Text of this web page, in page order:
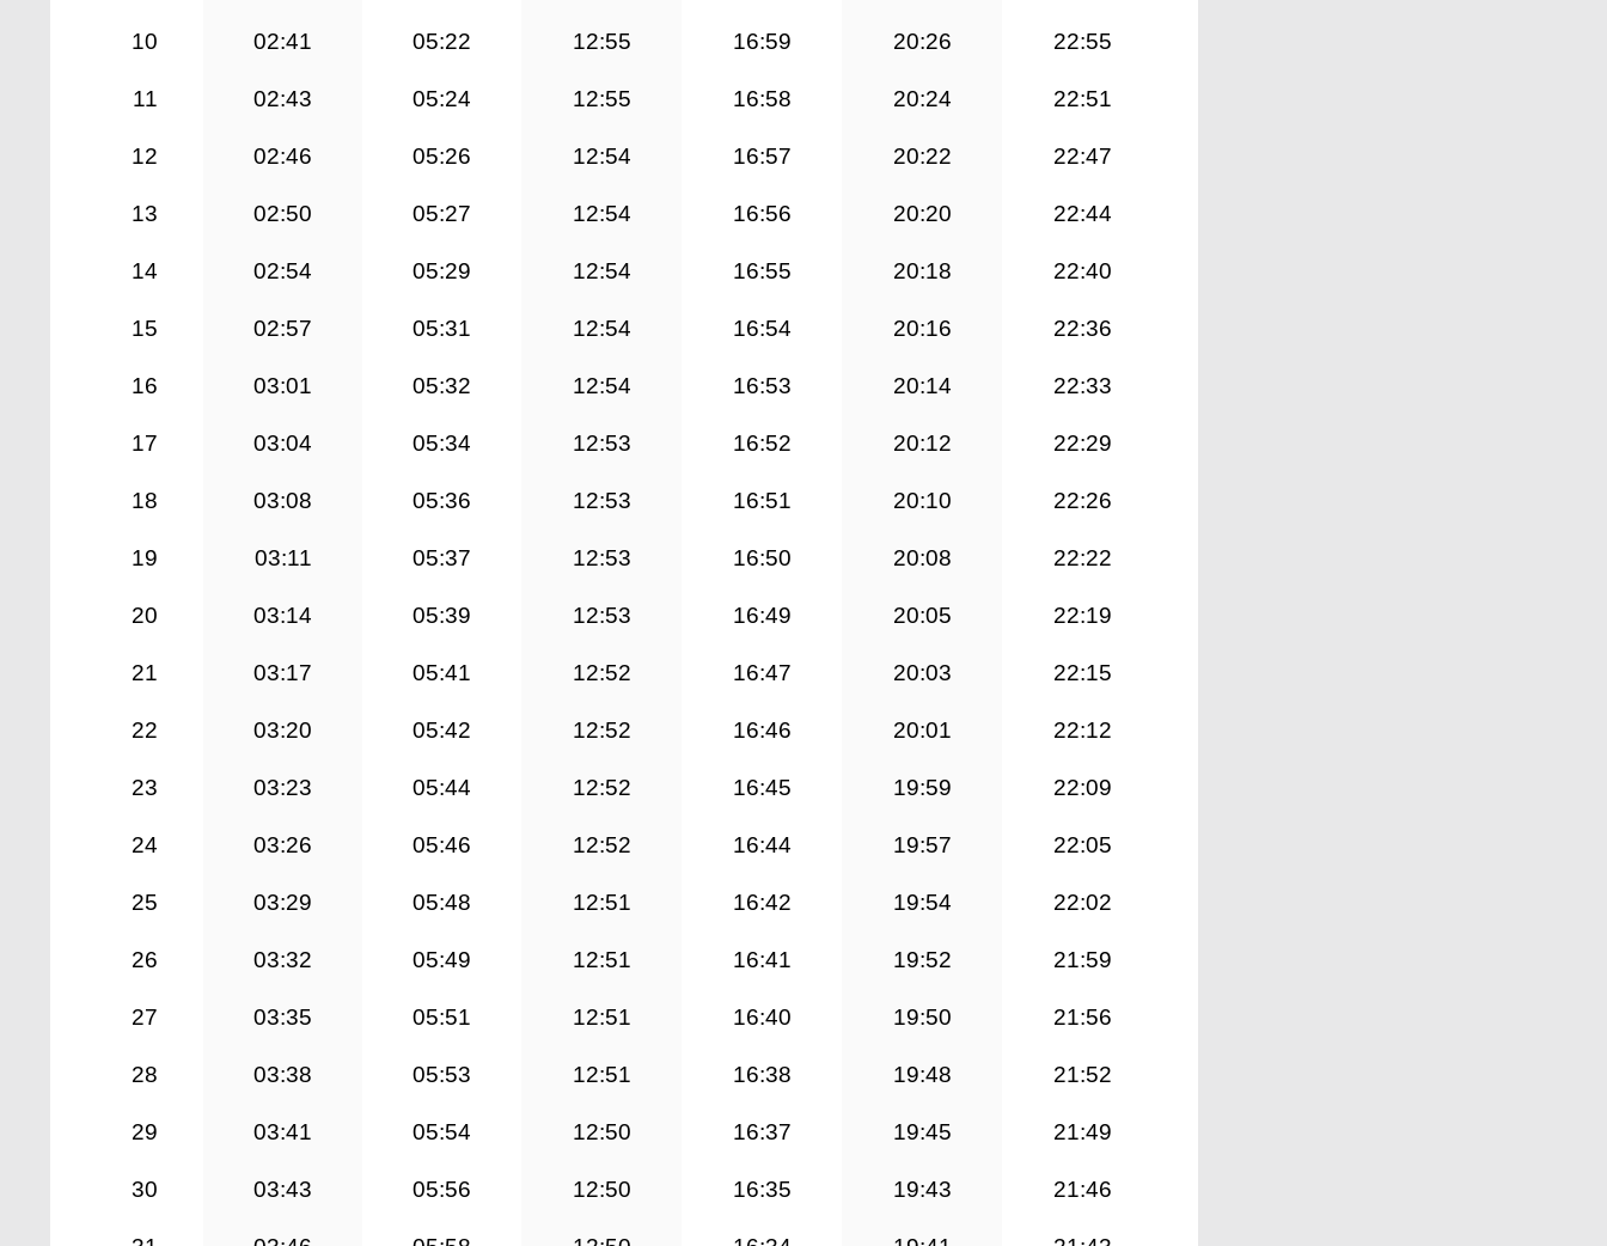
10 02:41 05:22 12:55 16:59 20:26 22:55
11 02:43 05:24 12:55 16:58 20:24 22:51
12 02:46 05:26 12:54 16:57 20:22 22:47
13 02:50 05:27 12:54 16:56 20:20 22:44
14 02:54 05:29 12:54 16:55 20:18 22:40
15 02:57 05:31 12:54 16:54 20:16 22:36
16 03:01 05:32 12:54 16:53 20:14 22:33
17 03:04 05:34 12:53 16:52 20:12 22:29
18 03:08 05:36 12:53 16:51 20:10 22:26
19 03:11 05:37 12:53 16:50 20:08 22:22
20 03:14 05:39 12:53 16:49 20:05 22:19
21 03:17 05:41 12:52 16:47 20:03 22:15
22 03:20 05:42 12:52 16:46 20:01 22:12
23 03:23 05:44 12:52 16:45 19:59 22:09
24 03:26 05:46 12:52 16:44 19:57 22:05
25 03:29 05:48 12:51 16:42 19:54 22:02
26 03:32 05:49 12:51 16:41 19:52 21:59
27 03:35 05:51 12:51 16:40 19:50 21:56
28 03:38 05:53 12:51 16:38 19:48 21:52
29 03:41 05:54 12:50 16:37 19:45 21:49
30 03:43 05:56 12:50 16:35 19:43 21:46